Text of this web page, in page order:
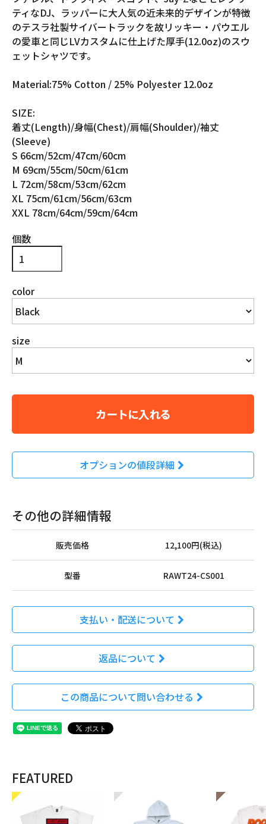
ティなDJ、ラッパーに大人気の近未来的デザインが特徴
のテスラ社製サイバートラックを故リッキー・パウエル
の愛車と同じLVカスタムに仕上げた厚手(12.0oz)のスウ
ェットシャツです。
Material:75% Cotton / 25% Polyester 12.0oz
SIZE:
着丈(Length)/身幅(Chest)/肩幅(Shoulder)/袖丈
(Sleeve)
S 66cm/52cm/47cm/60cm
M 69cm/55cm/50cm/61cm
L 72cm/58cm/53cm/62cm
XL 75cm/61cm/56cm/63cm
XXL 78cm/64cm/59cm/64cm
個数
color
size
カートに入れる
オプションの値段詳細
その他の詳細情報
販売価格 12,100円(税込)
型番 RAWT24-CS001
支払い・配送について
返品について
この商品について問い合わせる
FEATURED